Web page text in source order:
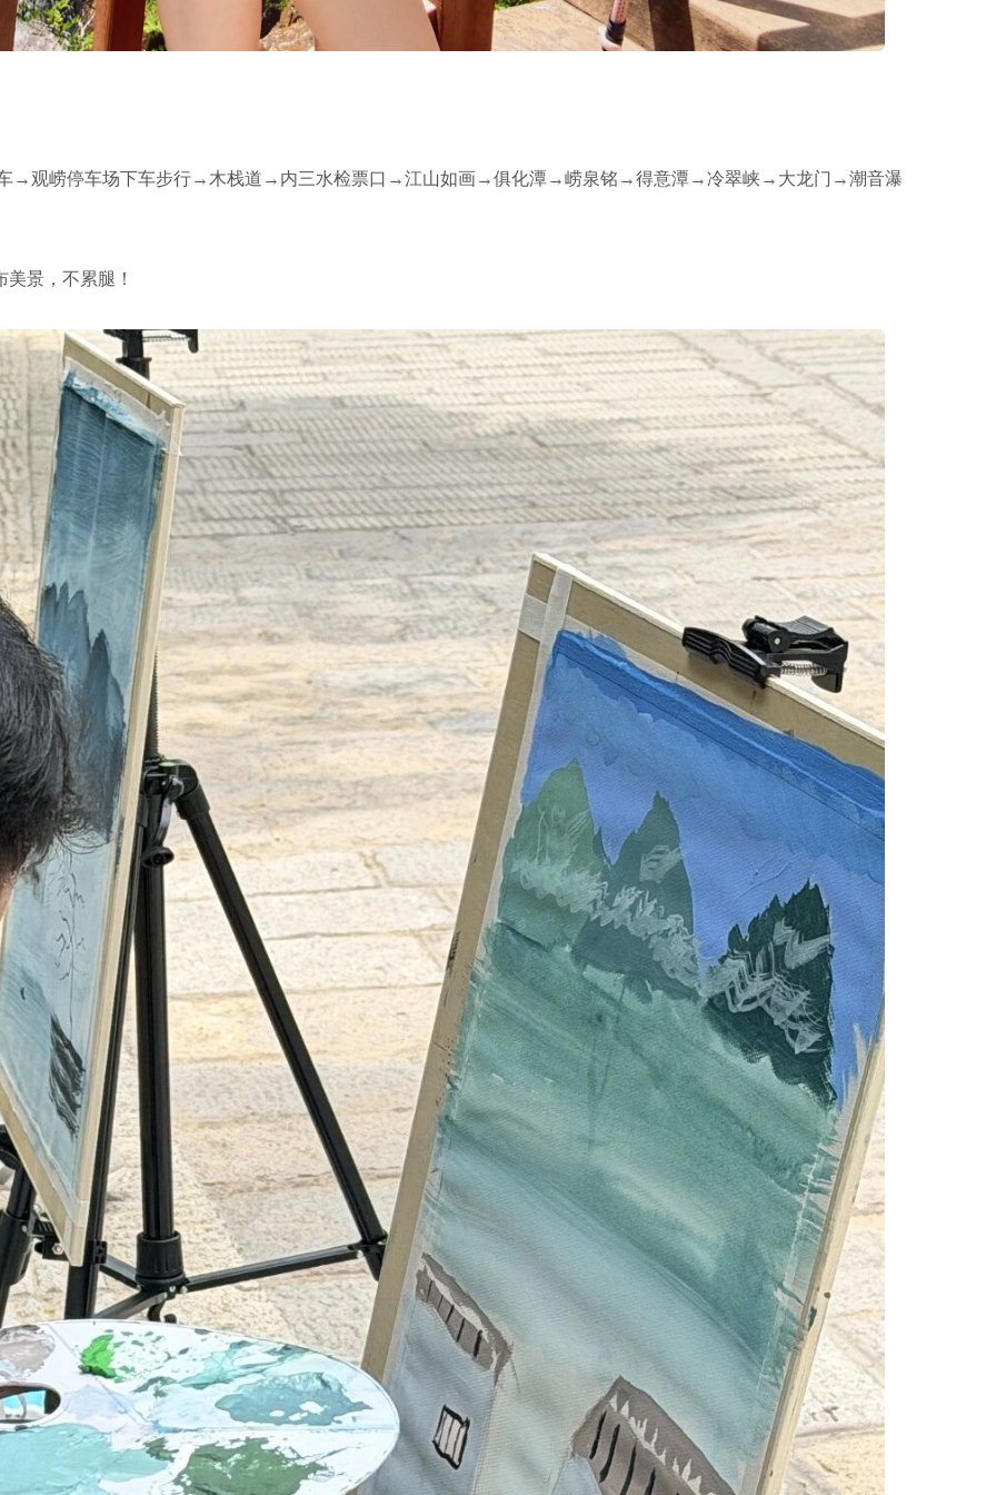
车→观崂停车场下车步行→木栈道→内三水检票口→江山如画→俱化潭→崂泉铭→得意潭→冷翠峡→大龙门→潮音瀑
景，不累腿！